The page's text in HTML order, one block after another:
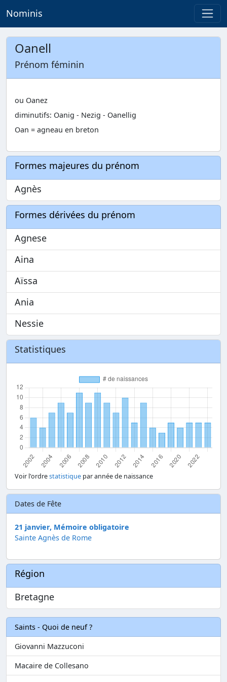
Nominis
Oanell
Prénom féminin
ou Oanez
diminutifs: Oanig - Nezig - Oanellig
Oan = agneau en breton
Formes majeures du prénom
Agnès
Formes dérivées du prénom
Agnese
Aina
Aïssa
Ania
Nessie
Statistiques
Voir l'ordrestatistique par année de naissance
Dates de Fête
21 janvier, Mémoire obligatoire
Sainte Agnès de Rome
Région
Bretagne
Saints - Quoi de neuf ?
Giovanni Mazzuconi
Macaire de Collesano